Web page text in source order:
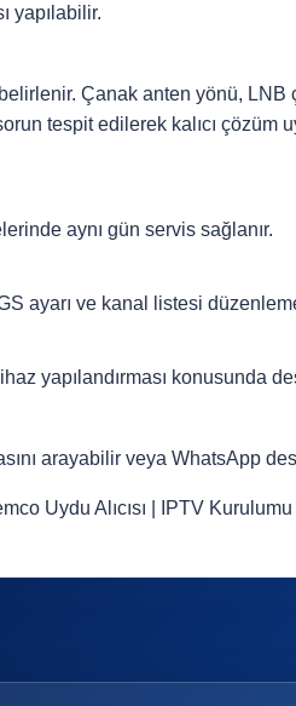
yapılabilir.
Çanak anten yönü,
tespit edilerek kalıcı çözüm
aynı gün servis sağlanır.
ayarı ve kanal listesi
yapılandırması konusunda
arayabilir veya WhatsApp
Uydu Alıcısı IPTV Kurulumu